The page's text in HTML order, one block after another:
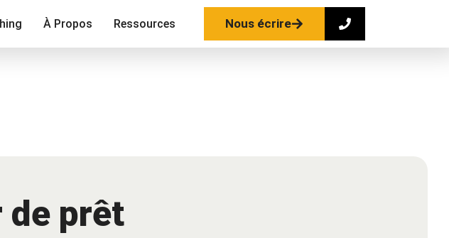
Nous écrire
À Propos Ressources
de prêt